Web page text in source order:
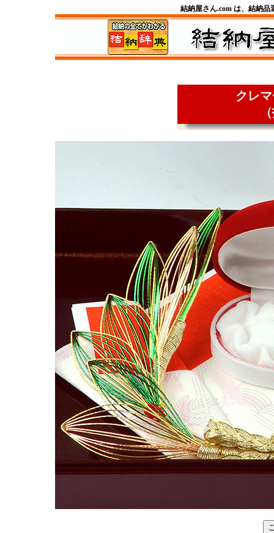
結納屋さん.com は、結納
クレ